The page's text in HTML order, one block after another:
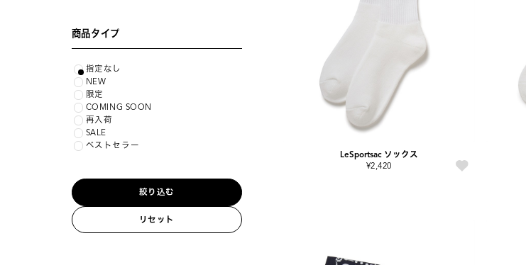
商品タイプ
指定なし
NEW
限定
COMING SOON
再入荷
SALE
ベストセラー
絞り込む
リセット
LeSportsac ソックス
¥2,420